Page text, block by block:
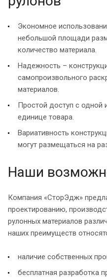
Экономное
небольшой площади
количество материала.
Надежность –
самопроизвольного
материалов.
Простой доступ с одной
единице товара.
Вариативность
могут размещаться на
Наши
Компания «СторЭдж»
проектированию,
рулонных материалов
наших преимуществ
наличие собственных
бесплатная разработка